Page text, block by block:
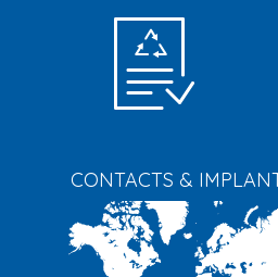
CONTACTS &